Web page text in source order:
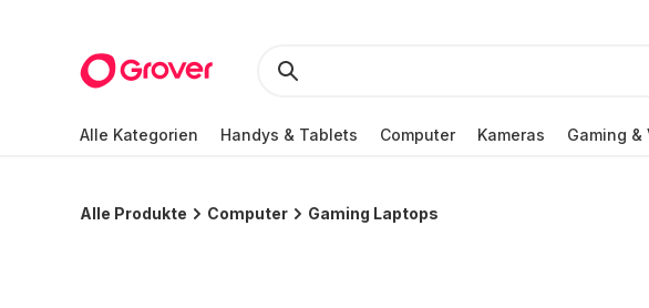
Alle Kategorien Handys & Tablets Computer Kameras Gaming &
Alle Produkte Computer Gaming Laptops